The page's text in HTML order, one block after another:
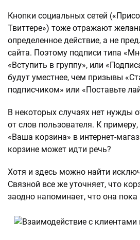
Кнопки социальных сетей
Твиттере») тоже отражают
определенное действие, а не
сайта. Поэтому подписи типа
«Вступить в группу», или
будут уместнее, чем призывы
подписчиком» или «Поставьте
В некоторых случаях нет нужды
от слов пользователя. К примеру,
«Ваша корзина» в интернет-
корзине может идти речь?
Хотя и здесь можно найти
Связной все же уточняет, что
заодно напоминает, что она пока